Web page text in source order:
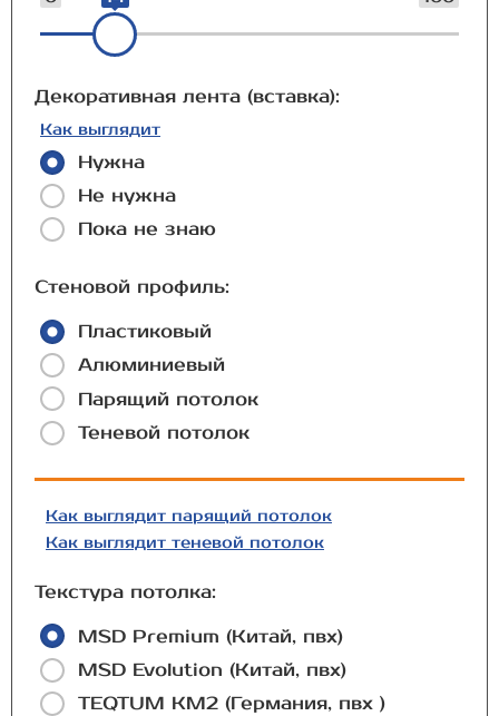
Декоративная лента (вставка):
Как выглядит
Нужна
Не нужна
Пока не знаю
Стеновой профиль:
Пластиковый
Алюминиевый
Парящий потолок
Теневой потолок
Как выглядит парящий потолок
Как выглядит теневой потолок
Текстура потолка:
MSD Premium (Китай, пвх)
MSD Evolution (Китай, пвх)
TEQTUM КМ2 (Германия, пвх )